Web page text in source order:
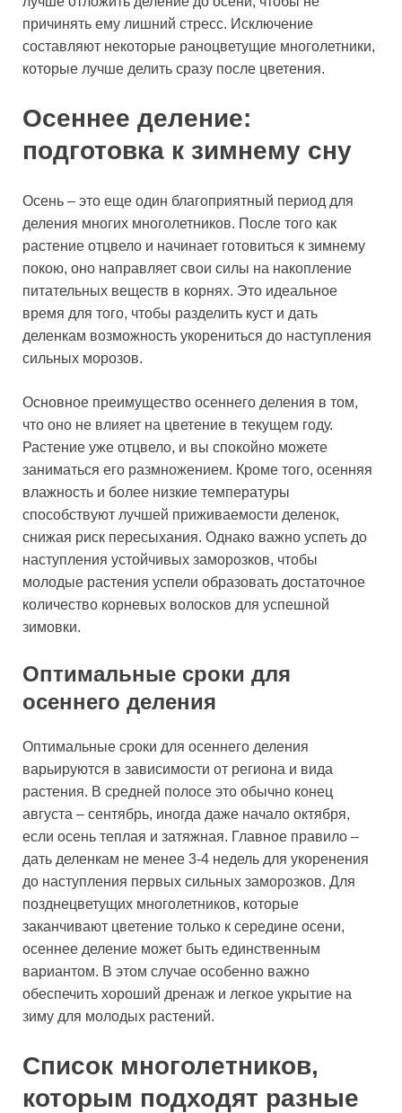
причинять ему лишний стресс. Исключение
составляют некоторые раноцветущие многолетники,
которые лучше делить сразу после цветения.
Осеннее деление:
подготовка к зимнему сну
Осень – это еще один благоприятный период для
деления многих многолетников. После того как
растение отцвело и начинает готовиться к зимнему
покою, оно направляет свои силы на накопление
питательных веществ в корнях. Это идеальное
время для того, чтобы разделить куст и дать
деленкам возможность укорениться до наступления
сильных морозов.
Основное преимущество осеннего деления в том,
что оно не влияет на цветение в текущем году.
Растение уже отцвело, и вы спокойно можете
заниматься его размножением. Кроме того, осенняя
влажность и более низкие температуры
способствуют лучшей приживаемости деленок,
снижая риск пересыхания. Однако важно успеть до
наступления устойчивых заморозков, чтобы
молодые растения успели образовать достаточное
количество корневых волосков для успешной
зимовки.
Оптимальные сроки для
осеннего деления
Оптимальные сроки для осеннего деления
варьируются в зависимости от региона и вида
растения. В средней полосе это обычно конец
августа – сентябрь, иногда даже начало октября,
если осень теплая и затяжная. Главное правило –
дать деленкам не менее 3-4 недель для укоренения
до наступления первых сильных заморозков. Для
позднецветущих многолетников, которые
заканчивают цветение только к середине осени,
осеннее деление может быть единственным
вариантом. В этом случае особенно важно
обеспечить хороший дренаж и легкое укрытие на
зиму для молодых растений.
Список многолетников,
которым подходят разные